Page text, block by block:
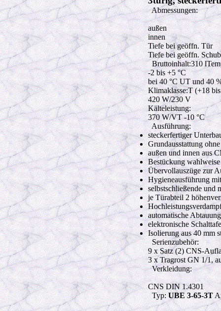
Abmessungen:
außen
innen
Tiefe bei geöffn. Tür
Tiefe bei geöffn.
Bruttoinhalt:310
-2 bis +5 °C
bei 40 °C UT und 40
Klimaklasse:T (+18
420 W/230 V
Kälteleistung:
370 W/VT -10 °C
Ausführung:
steckerfertiger
Grundausstattung
außen und innen aus
Bestückung
Übervollauszüge zur
Hygieneausführung
selbstschließende und
je Türabteil 2
automatische
elektronische
Isolierung aus 40 mm
Serienzubehör:
9 x Satz (2) CNS-
3 x Tragrost GN 1/1,
Verkleidung:
CNS DIN 1.4301
Typ:UBE 3-65-3T